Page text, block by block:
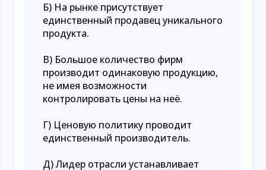
Б) На рынке присутствует
единственный продавец уникального
продукта.
В) Большое количество фирм
производит одинаковую продукцию,
не имея возможности
контролировать цены на неё.
Г) Ценовую политику проводит
единственный производитель.
Д) Лидер отрасли устанавливает